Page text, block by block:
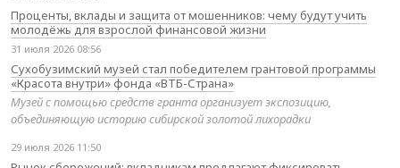
Проценты, вклады и защита от мошенников: чему будут учить
молодёжь для взрослой финансовой жизни
31 июля 2026 08:56
Сухобузимский музей стал победителем грантовой программы
«Красота внутри» фонда «ВТБ-Страна»
Музей с помощью средств гранта организует экспозицию,
объединяющую историю сибирской золотой лихорадки
29 июля 2026 11:50